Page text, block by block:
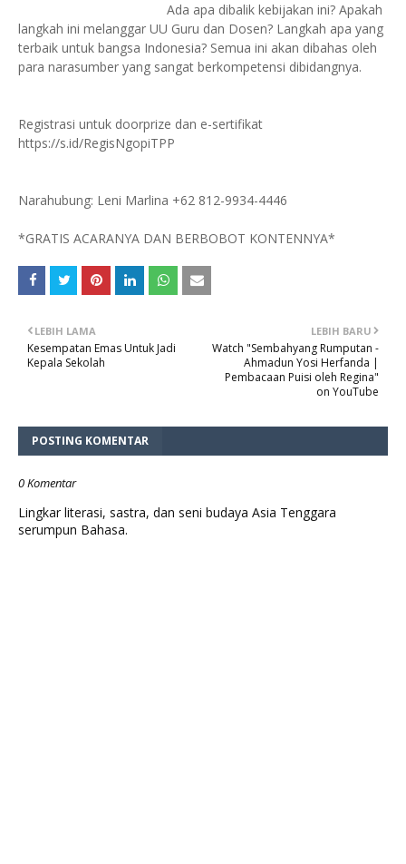
Ada apa dibalik kebijakan ini? Apakah
langkah ini melanggar UU Guru dan Dosen? Langkah apa yang
terbaik untuk bangsa Indonesia? Semua ini akan dibahas oleh
para narasumber yang sangat berkompetensi dibidangnya.
Registrasi untuk doorprize dan e-sertifikat
https://s.id/RegisNgopiTPP
Narahubung: Leni Marlina +62 812-9934-4446
*GRATIS ACARANYA DAN BERBOBOT KONTENNYA*
LEBIH BARU
Watch "Sembahyang Rumputan -
Ahmadun Yosi Herfanda |
Pembacaan Puisi oleh Regina"
on YouTube
LEBIH LAMA
Kesempatan Emas Untuk Jadi
Kepala Sekolah
POSTING KOMENTAR
0 Komentar
Lingkar literasi, sastra, dan seni budaya Asia Tenggara
serumpun Bahasa.